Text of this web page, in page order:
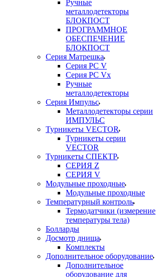
Ручные
металлодетекторы
БЛОКПОСТ
ПРОГРАММНОЕ
ОБЕСПЕЧЕНИЕ
БЛОКПОСТ
Серия Матрешка
Серия PC V
Серия PC Vx
Ручные
металлодетекторы
Серия Импульс
Металлодетекторы серии
ИМПУЛЬС
Турникеты VECTOR
Турникеты серии
VECTOR
Турникеты СПЕКТР
СЕРИЯ Z
СЕРИЯ V
Модульные проходные
Модульные проходные
Температурный контроль
Термодатчики (измерение
температуры тела)
Болларды
Досмотр днища
Комплекты
Дополнительное оборудование
Дополнительное
оборудование для